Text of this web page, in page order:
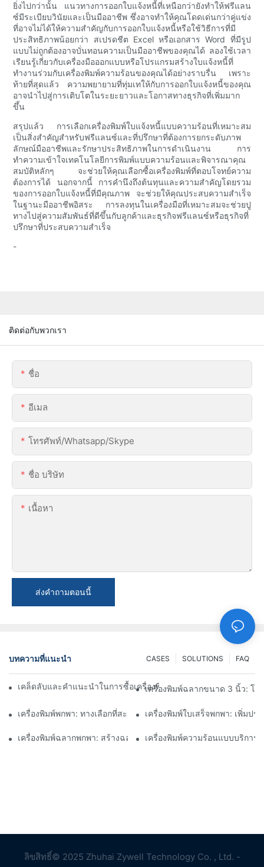
ยิ่งไปกว่านั้น แนวทางการออกใบแจ้งหนี้ที่เหนือกว่ายังทำให้ฟรีแลน
ซ์มีระเบียบวินัยและเป็นมืออาชีพ ซึ่งอาจทำให้คุณโดดเด่นกว่าคู่แข่ง
ที่อาจไม่ได้ให้ความสำคัญกับการออกใบแจ้งหนี้หรือใช้วิธีการที่มี
ประสิทธิภาพน้อยกว่า สเปรดชีต Excel หรือเอกสาร Word ที่มีรูป
แบบไม่ถูกต้องอาจบั่นทอนความเป็นมืออาชีพของคุณได้ ลองใช้เวลา
เรียนรู้เกี่ยวกับเครื่องมือออกแบบหรือโปรแกรมสร้างใบแจ้งหนี้ที่
ทำงานร่วมกับเครื่องพิมพ์ความร้อนของคุณได้อย่างราบรื่น เพราะ
ท้ายที่สุดแล้ว ความพยายามที่ทุ่มเทให้กับการออกใบแจ้งหนี้ของคุณ
อาจนำไปสู่การเติบโตในระยะยาวและโอกาสทางธุรกิจที่เพิ่มมาก
ขึ้น
สรุปแล้ว การเลือกเครื่องพิมพ์ใบแจ้งหนี้แบบความร้อนที่เหมาะสม
เป็นสิ่งสำคัญสำหรับฟรีแลนซ์และที่ปรึกษาที่ต้องการยกระดับภาพ
ลักษณ์มืออาชีพและรักษาประสิทธิภาพในการดำเนินงาน การ
ทำความเข้าใจเทคโนโลยีการพิมพ์แบบความร้อนและพิจารณาคุณ
สมบัติหลักๆ จะช่วยให้คุณเลือกซื้อเครื่องพิมพ์ที่ตอบโจทย์ความ
ต้องการได้ นอกจากนี้ การคำนึงถึงต้นทุนและความสำคัญโดยรวม
ของการออกใบแจ้งหนี้ที่มีคุณภาพ จะช่วยให้คุณประสบความสำเร็จ
ในฐานะมืออาชีพอิสระ การลงทุนในเครื่องมือที่เหมาะสมจะช่วยปู
ทางไปสู่ความสัมพันธ์ที่ดีขึ้นกับลูกค้าและธุรกิจฟรีแลนซ์หรือธุรกิจที่
ปรึกษาที่ประสบความสำเร็จ
-
ติดต่อกับพวกเรา
ชื่อ
อีเมล
โทรศัพท์/whatsapp/skype
ชื่อ บริษัท
เนื้อหา
ส่งคำถามตอนนี้
บทความที่แนะนำ FAQ
SOLUTIONS
CASES
เคล็ดลับและคำแนะนำในการซื้อเครื่องพิมพ์ฉลากขนาด 4 นิ้วที่คุณต้อ
เครื่องพิมพ์ฉลากขนาด 3 นิ้ว: โ
เครื่องพิมพ์พกพา: ทางเลือกที่สะดวกสำหรับการพิมพ์ทุกที่ทุกเวลา
เครื่องพิมพ์ใบเสร็จพกพา: เพิ่มป
เครื่องพิมพ์ฉลากพกพา: สร้างฉลากส่วนตัวได้อย่างง่ายดาย
เครื่องพิมพ์ความร้อนแบบบริกา
ลิขสิทธิ์© 2025 Zhuhai Zywell Technology Co. , Ltd. -